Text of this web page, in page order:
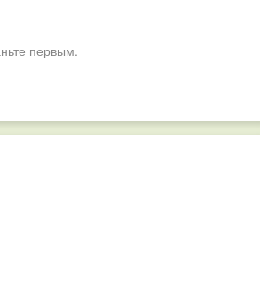
первым.